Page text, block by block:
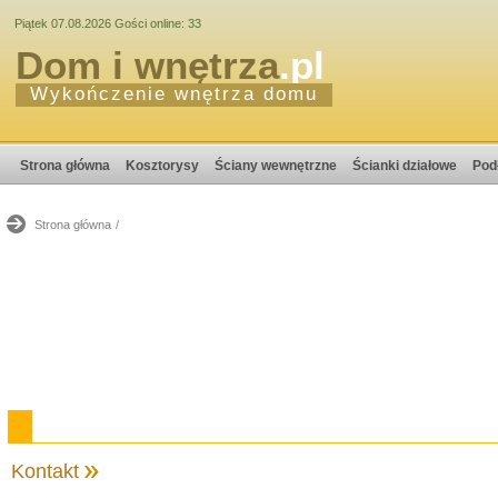
Piątek 07.08.2026 Gości online: 33
Dom i wnętrza.pl
Wykończenie wnętrza domu
Strona główna Kosztorysy Ściany wewnętrzne Ścianki działowe
Strona główna /
Kontakt